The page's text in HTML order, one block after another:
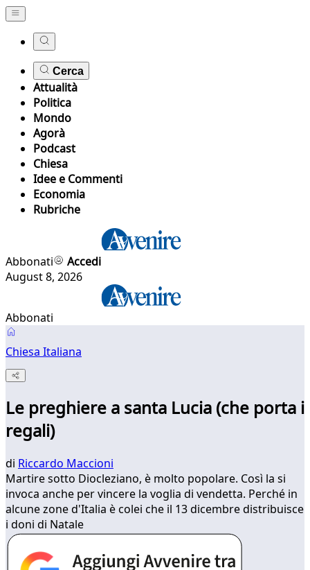
Cerca
Attualità
Politica
Mondo
Agorà
Podcast
Chiesa
Idee e Commenti
Economia
Rubriche
Abbonati
Accedi
August 8, 2026
Abbonati
Chiesa Italiana
Le preghiere a santa Lucia (che porta i
regali)
di Riccardo Maccioni
Martire sotto Diocleziano, è molto popolare. Così la si
invoca anche per vincere la voglia di vendetta. Perché in
alcune zone d'Italia è colei che il 13 dicembre distribuisce
i doni di Natale